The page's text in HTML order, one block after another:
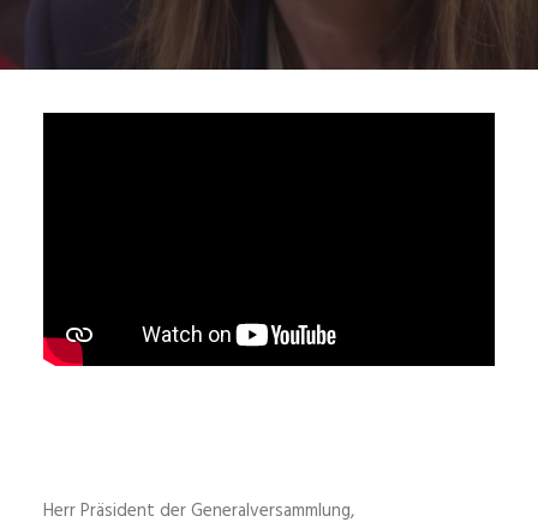
Herr Präsident der Generalversammlung,